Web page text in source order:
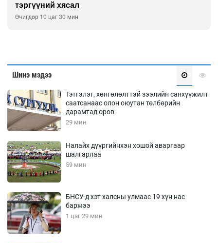
тэргүүний хясал
Өчигдөр 10 цаг 30 мин
Шинэ мэдээ
Тэтгэлэг, хөнгөлөлттэй зээлийн санхүүжилт
саатсанаас олон оюутан төлбөрийн
дарамтад оров
29 мин
Налайх дүүргийнхэн хошой аваргаар
шалгарлаа
59 мин
БНСУ-д хэт халсны улмаас 19 хүн нас
баржээ
1 цаг 29 мин